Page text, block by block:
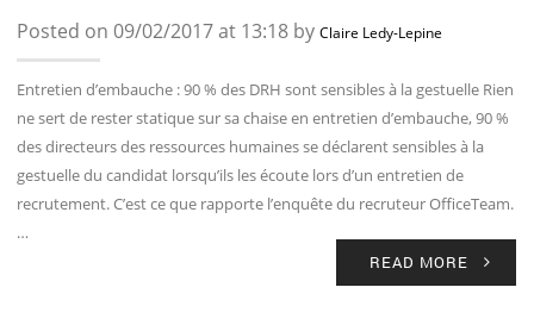
Posted on 09/02/2017 at 13:18 by Claire Ledy-Lepine
Entretien d’embauche : 90 % des DRH sont sensibles à la gestuelle Rien
ne sert de rester statique sur sa chaise en entretien d’embauche, 90 %
des directeurs des ressources humaines se déclarent sensibles à la
gestuelle du candidat lorsqu’ils les écoute lors d’un entretien de
recrutement. C’est ce que rapporte l’enquête du recruteur OfficeTeam.
…
READ MORE